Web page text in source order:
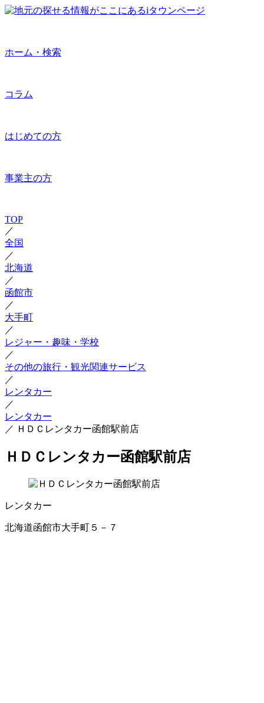
ホーム・検索
コラム
はじめての方
事業主の方
TOP
／
全国
／
北海道
／
函館市
／
大手町
／
レジャー・趣味・学校
／
その他の旅行・観光関連サービス
／
レンタカー
／
レンタカー
／ ＨＤＣレンタカー函館駅前店
ＨＤＣレンタカー函館駅前店
レンタカー
北海道函館市大手町５－７